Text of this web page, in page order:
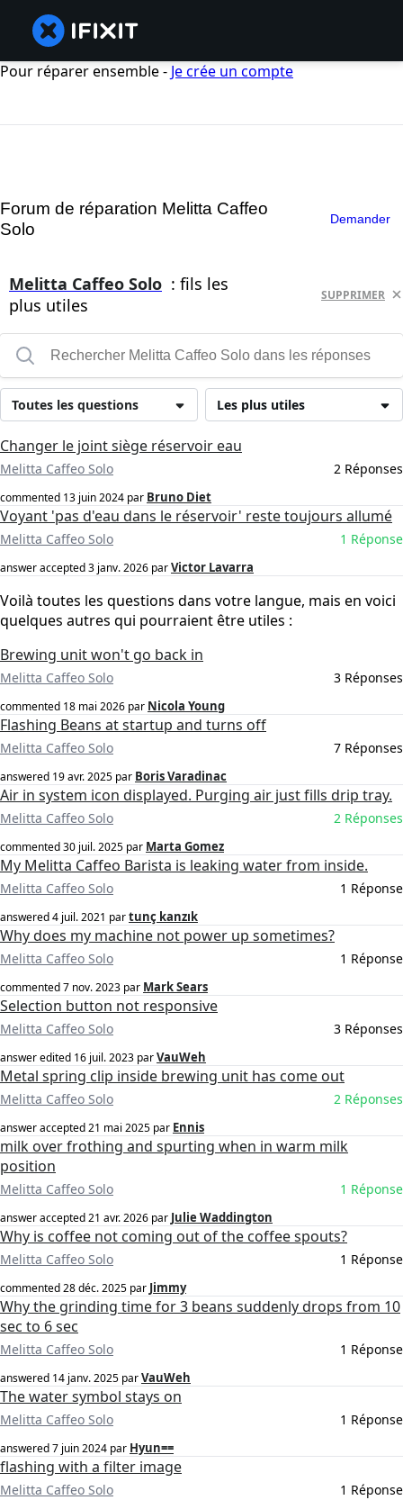
Pour réparer ensemble - Je crée un compte
Forum de réparation Melitta Caffeo
Solo
Demander
Melitta Caffeo Solo : fils les
plus utiles
SUPPRIMER
Les plus utiles
Toutes les questions
Changer le joint siège réservoir eau
Melitta Caffeo Solo 2 Réponses
commented 13 juin 2024 par Bruno Diet
Voyant 'pas d'eau dans le réservoir' reste toujours allumé
Melitta Caffeo Solo 1 Réponse
answer accepted3 janv. 2026 parVictor Lavarra
Voilà toutes les questions dans votre langue, mais en voici
quelques autres qui pourraient être utiles :
Brewing unit won't go back in
Melitta Caffeo Solo 3 Réponses
commented 18 mai 2026 par Nicola Young
Flashing Beans at startup and turns off
Melitta Caffeo Solo 7 Réponses
answered 19 avr. 2025 par Boris Varadinac
Air in system icon displayed. Purging air just fills drip tray.
Melitta Caffeo Solo 2 Réponses
commented30 juil. 2025 par Marta Gomez
My Melitta Caffeo Barista is leaking water from inside.
Melitta Caffeo Solo 1 Réponse
answered4 juil. 2021 partunç kanzık
Why does my machine not power up sometimes?
Melitta Caffeo Solo 1 Réponse
commented7 nov. 2023 par Mark Sears
Selection button not responsive
Melitta Caffeo Solo 3 Réponses
answer edited 16 juil. 2023 parVauWeh
Metal spring clip inside brewing unit has come out
Melitta Caffeo Solo 2 Réponses
answer accepted21 mai 2025 par Ennis
milk over frothing and spurting when in warm milk
position
Melitta Caffeo Solo 1 Réponse
answer accepted21 avr. 2026 par Julie Waddington
Why is coffee not coming out of the coffee spouts?
Melitta Caffeo Solo 1 Réponse
commented28 déc. 2025 par Jimmy
Why the grinding time for 3 beans suddenly drops from 10
sec to 6 sec
Melitta Caffeo Solo 1 Réponse
answered 14 janv. 2025 parVauWeh
The water symbol stays on
Melitta Caffeo Solo 1 Réponse
answered7 juin 2024 par Hyun==
flashing with a filter image
Melitta Caffeo Solo 1 Réponse